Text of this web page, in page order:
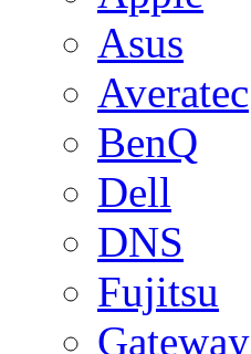
Asus
Averatec
BenQ
Dell
DNS
Fujitsu
Gateway